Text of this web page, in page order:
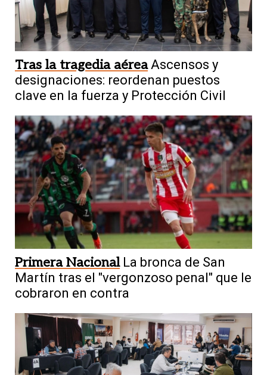
Tras la tragedia aérea Ascensos y
designaciones: reordenan puestos
clave en la fuerza y Protección Civil
Primera Nacional La bronca de San
Martín tras el "vergonzoso penal" que le
cobraron en contra